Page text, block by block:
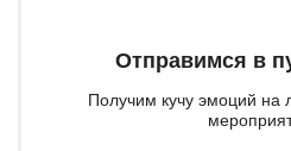
Отправимся в
Получим кучу эмоций на